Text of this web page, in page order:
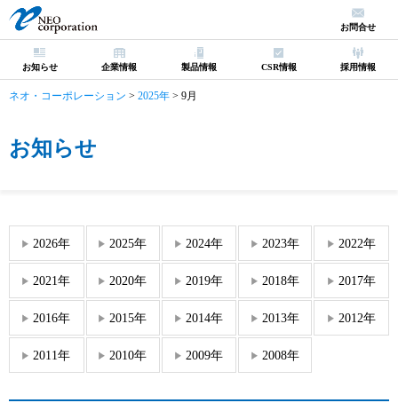
お知らせ 企業情報 製品情報 CSR情報 採用情報
お問合せ
ネオ・コーポレーション > 2025年 > 9月
お知らせ
2026年 2025年 2024年 2023年 2022年
2021年 2020年 2019年 2018年 2017年
2016年 2015年 2014年 2013年 2012年
2011年 2010年 2009年 2008年